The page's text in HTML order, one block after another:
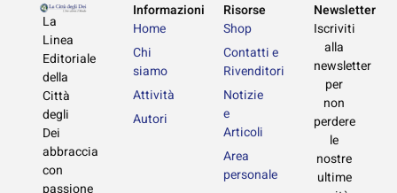
La
Linea
Editoriale
della
Città
degli
Dei
abbraccia
con
passione
Informazioni
Home
Chi
siamo
Attività
Autori
Risorse
Shop
Contatti e
Rivenditori
Notizie
e
Articoli
Area
personale
Newsletter
Iscriviti
alla
newsletter
per
non
perdere
le
nostre
ultime